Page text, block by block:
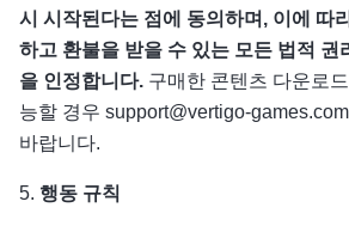
시 시작된다는 점에 동의하며 , 이에 따
하고 환불을 받을 수 있는 모든 법적 권
을 인정합니다. 구매한 콘텐츠 다운로
능할 경우 support@vertigo-
바랍니다.
5. 행동 규칙